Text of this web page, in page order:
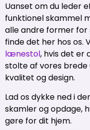
Uanset om du leder
funktionel skammel
alle andre former
finde det her hos os.
lænestol, hvis det er
stolte af vores brede
kvalitet og design.
Lad os dykke ned i
skamler og opdage,
gøre for dit hjem.